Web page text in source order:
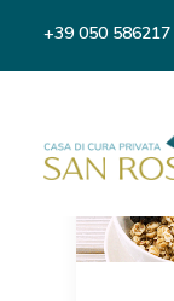
+39 050 586217